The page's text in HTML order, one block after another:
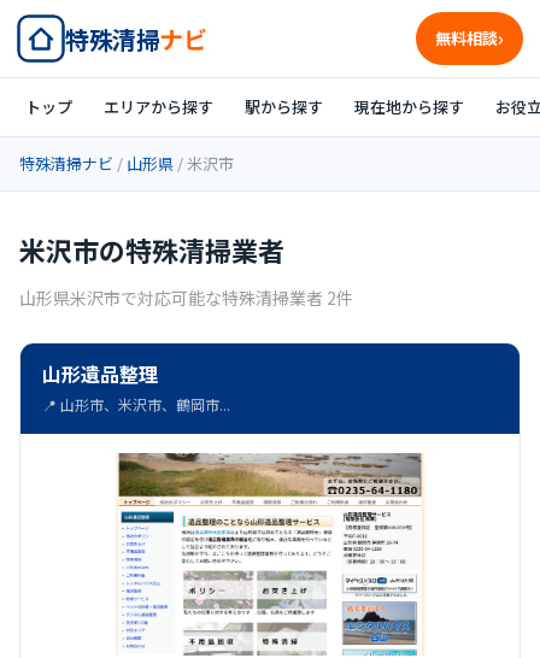
特殊清掃ナビ 無料相談
トップ エリアから探す 駅から探す 現在地から探す お役
特殊清掃ナビ / 山形県 / 米沢市
米沢市の特殊清掃業者
山形県米沢市で対応可能な特殊清掃業者 2件
山形遺品整理
📍 山形市、米沢市、鶴岡市...